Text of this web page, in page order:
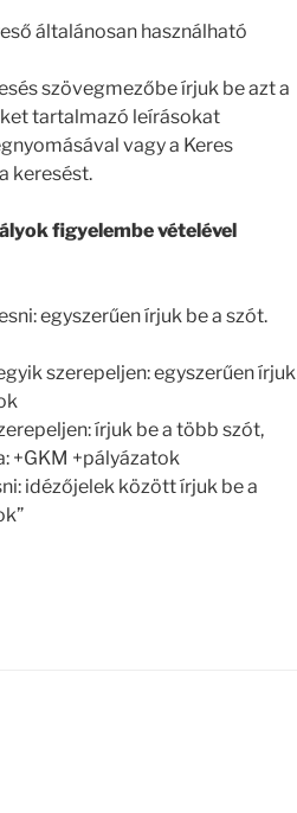
általánosan használható
szövegmezőbe írjuk be azt a
tartalmazó leírásokat
vagy a Keres
keresést.
figyelembe vételével
egyszerűen írjuk be a szót.
szerepeljen: egyszerűen írjuk
írjuk be a több szót,
+GKM +pályázatok
idézőjelek között írjuk be a